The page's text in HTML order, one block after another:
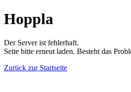
Hoppla
Der Server ist fehlerhaft.
Seite bitte erneut laden. Besteht das
Zurück zur Startseite